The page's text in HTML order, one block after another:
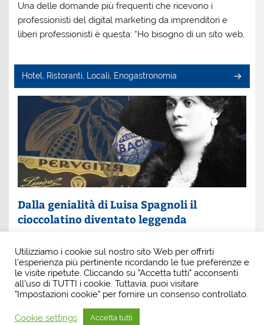
Una delle domande più frequenti che ricevono i
professionisti del digital marketing da imprenditori e
liberi professionisti è questa: “Ho bisogno di un sito web,
Hotel, Ristoranti, Locali, Enogastronomia
Dalla genialità di Luisa Spagnoli il
cioccolatino diventato leggenda
Spagnoli. È lei la donna che, con intuito e coraggio, ha
scritto una pagina indimenticabile della
Utilizziamo i cookie sul nostro sito Web per offrirti
l'esperienza più pertinente ricordando le tue preferenze e
le visite ripetute. Cliccando su "Accetta tutti" acconsenti
all'uso di TUTTI i cookie. Tuttavia, puoi visitare
"Impostazioni cookie" per fornire un consenso controllato.
Cookie settings Accetta tutti